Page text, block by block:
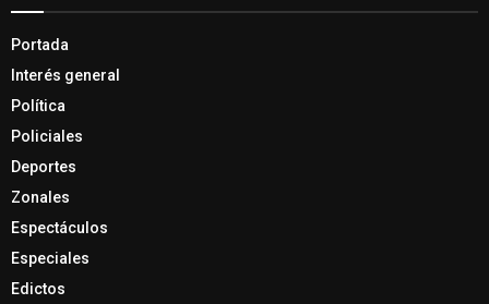
Portada
Interés general
Política
Policiales
Deportes
Zonales
Espectáculos
Especiales
Edictos